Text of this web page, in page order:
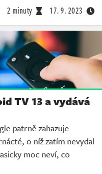
2 minuty 17. 9. 2023
TV 13 a vydává
patrně zahazuje
o níž zatím nevydal
moc neví, co